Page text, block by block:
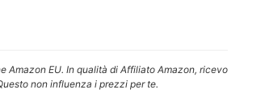
EU. In qualità di Affiliato Amazon, ricevo
non influenza i prezzi per te.